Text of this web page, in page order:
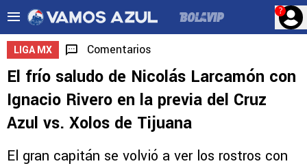
?
LIGA MX Comentarios
El frío saludo de Nicolás Larcamón con
Ignacio Rivero en la previa del Cruz
Azul vs. Xolos de Tijuana
El gran capitán se volvió a ver los rostros con